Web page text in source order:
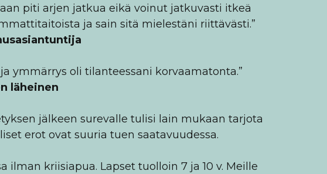
piti arjen jatkua eikä voinut jatkuvasti itkeä
ja sain sitä mielestäni riittävästi.”
ymmärrys oli tilanteessani korvaamatonta.”
läheinen
jälkeen surevalle tulisi lain mukaan tarjota
erot ovat suuria tuen saatavuudessa.
ilman kriisiapua. Lapset tuolloin 7 ja 10 v. Meille